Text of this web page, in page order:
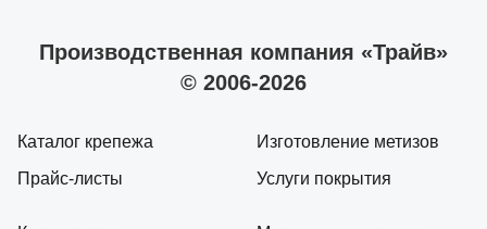
Производственная компания «Трайв»
© 2006-2026
Каталог крепежа
Прайс-листы
Изготовление метизов
Услуги покрытия